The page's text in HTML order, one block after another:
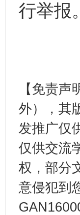
行举报。
【免责
外），其
发推广仅
仅供交流
权，部分
意侵犯到
东山县通报“牛